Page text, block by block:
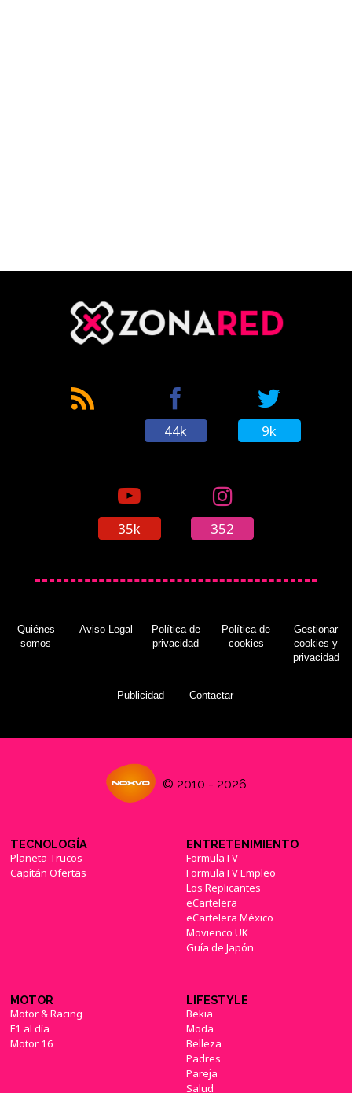
44k 9k
35k 352
Quiénes
somos
Aviso Legal
Política de
privacidad
Política de
cookies
Gestionar
cookies y
privacidad
Publicidad Contactar
© 2010 - 2026
TECNOLOGÍA
Planeta Trucos
Capitán Ofertas
ENTRETENIMIENTO
FormulaTV
FormulaTV Empleo
Los Replicantes
eCartelera
eCartelera México
Movienco UK
Guía de Japón
MOTOR
Motor & Racing
F1 al día
Motor 16
LIFESTYLE
Bekia
Moda
Belleza
Padres
Pareja
Salud